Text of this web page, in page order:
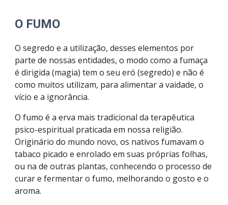
O FUMO
O segredo e a utilização, desses elementos por
parte de nossas entidades, o modo como a fumaça
é dirigida (magia) tem o seu eró (segredo) e não é
como muitos utilizam, para alimentar a vaidade, o
vício e a ignorância.
O fumo é a erva mais tradicional da terapêutica
psico-espiritual praticada em nossa religião.
Originário do mundo novo, os nativos fumavam o
tabaco picado e enrolado em suas próprias folhas,
ou na de outras plantas, conhecendo o processo de
curar e fermentar o fumo, melhorando o gosto e o
aroma.